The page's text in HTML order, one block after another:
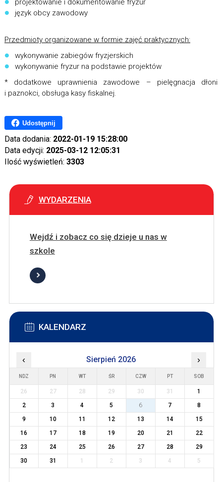
projektowanie i dokumentowanie fryzur
język obcy zawodowy
Przedmioty organizowane w formie zajęć praktycznych:
wykonywanie zabiegów fryzjerskich
wykonywanie fryzur na podstawie projektów
* dodatkowe uprawnienia zawodowe – pielęgnacja dłoni
i paznokci, obsługa kasy fiskalnej.
Udostępnij
Data dodania: 2022-01-19 15:28:00
Data edycji: 2025-03-12 12:05:31
Ilość wyświetleń: 3303
WYDARZENIA
Wejdź i zobacz co się dzieje u nas w
szkole
KALENDARZ
‹ Sierpień 2026 ›
NDZ PN WT ŚR CZW PT SOB
26 27 28 29 30 31
1
2
3 4 5 6 7
8
9
10 11 12 13 14
15
16
17 18 19 20 21
22
23
24 25 26 27 28
29
30
31 1 2 3 4 5